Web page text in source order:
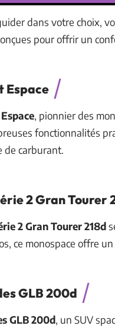
dans votre choix,
pour offrir un
Espace
, pionnier des
fonctionnalités
de carburant.
2 Gran Tourer
2 Gran Tourer 218d
ce monospace offre
GLB 200d
GLB 200d, un SUV